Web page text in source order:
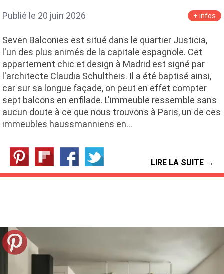
Publié le 20 juin 2026 + infos
Seven Balconies est situé dans le quartier Justicia,
l'un des plus animés de la capitale espagnole. Cet
appartement chic et design à Madrid est signé par
l'architecte Claudia Schultheis. Il a été baptisé ainsi,
car sur sa longue façade, on peut en effet compter
sept balcons en enfilade. L'immeuble ressemble sans
aucun doute à ce que nous trouvons à Paris, un de ces
immeubles haussmanniens en…
LIRE LA SUITE →